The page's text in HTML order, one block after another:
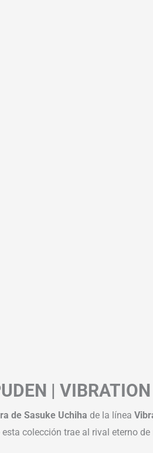
|
de Sasuke Uchiha de la línea
colección trae al rival eterno